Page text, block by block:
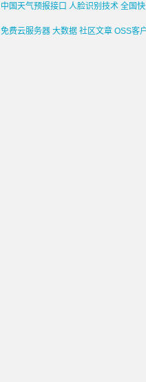
中国天气预报接口 人脸识别技术 全国
免费云服务器 大数据 社区文章 OSS客